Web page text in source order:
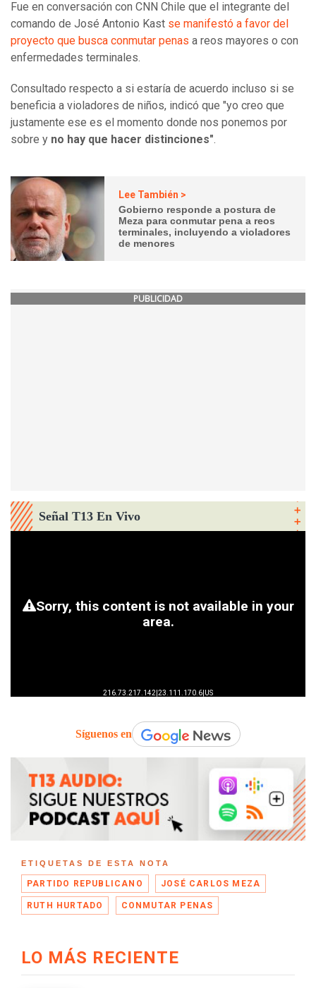
Fue en conversación con CNN Chile que el integrante del
comando de José Antonio Kast se manifestó a favor del
proyecto que busca conmutar penas a reos mayores o con
enfermedades terminales.
Consultado respecto a si estaría de acuerdo incluso si se
beneficia a violadores de niños, indicó que "yo creo que
justamente ese es el momento donde nos ponemos por
sobre y no hay que hacer distinciones".
Lee También >
Gobierno responde a postura de
Meza para conmutar pena a reos
terminales, incluyendo a violadores
de menores
PUBLICIDAD
Señal T13 En Vivo
Síguenos en
ETIQUETAS DE ESTA NOTA
PARTIDO REPUBLICANO JOSÉ CARLOS MEZA
RUTH HURTADO CONMUTAR PENAS
LO MÁS RECIENTE